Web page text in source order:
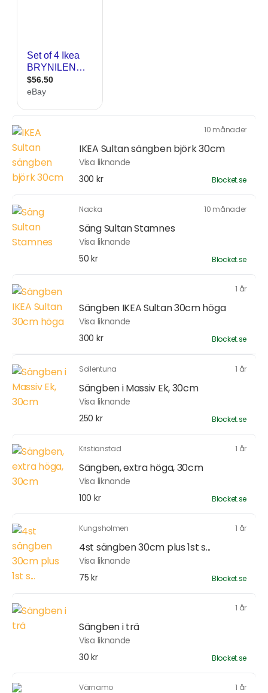
10 månader
IKEA Sultan sängben björk 30cm
Visa liknande
300 kr
Blocket.se
Nacka 10 månader
Säng Sultan Stamnes
Visa liknande
50 kr
Blocket.se
1 år
Sängben IKEA Sultan 30cm höga
Visa liknande
300 kr
Blocket.se
Sollentuna 1 år
Sängben i Massiv Ek, 30cm
Visa liknande
250 kr
Blocket.se
Kristianstad 1 år
Sängben, extra höga, 30cm
Visa liknande
100 kr
Blocket.se
Kungsholmen 1 år
4st sängben 30cm plus 1st s...
Visa liknande
75 kr
Blocket.se
1 år
Sängben i trä
Visa liknande
30 kr
Blocket.se
Värnamo 1 år